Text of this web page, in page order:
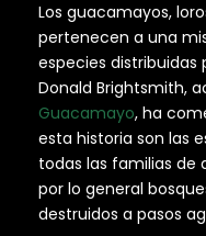
Los guacamayos,
pertenecen a una
especies
Donald Brightsmith,
Guacamayo, ha
esta historia son las
todas las familias de
por lo general
destruidos a pasos